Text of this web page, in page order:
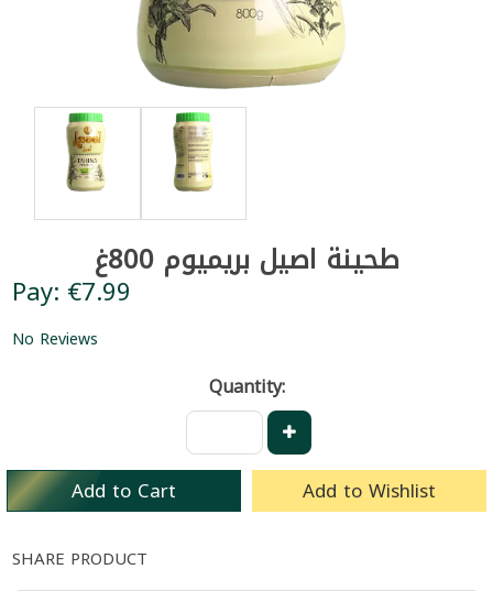
طحينة اصيل بريميوم 800غ
Pay: €7.99
No Reviews
Quantity:
Add to Cart Add to Wishlist
SHARE PRODUCT